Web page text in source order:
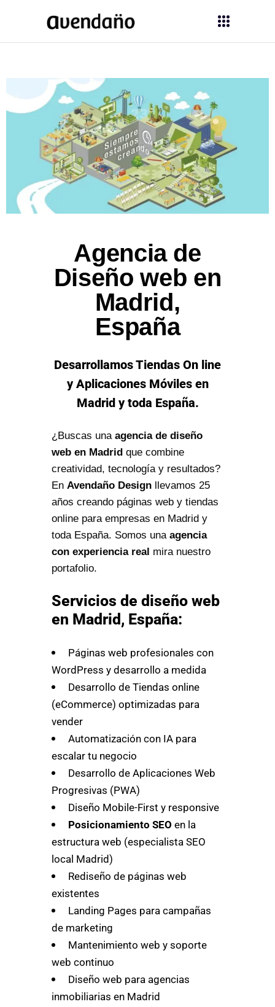
Agencia de
Diseño web en
Madrid,
España
Desarrollamos Tiendas On line
y Aplicaciones Móviles en
Madrid y toda España.
¿Buscas una agencia de diseño
web en Madrid que combine
creatividad, tecnología y resultados?
En Avendaño Design llevamos 25
años creando páginas web y tiendas
online para empresas en Madrid y
toda España. Somos una agencia
con experiencia real mira nuestro
portafolio.
Servicios de diseño web
en Madrid, España:
Páginas web profesionales con
WordPress y desarrollo a medida
Desarrollo de Tiendas online
(eCommerce) optimizadas para
vender
Automatización con IA para
escalar tu negocio
Desarrollo de Aplicaciones Web
Progresivas (PWA)
Diseño Mobile-First y responsive
Posicionamiento SEO en la
estructura web (especialista SEO
local Madrid)
Rediseño de páginas web
existentes
Landing Pages para campañas
de marketing
Mantenimiento web y soporte
web continuo
Diseño web para agencias
inmobiliarias en Madrid